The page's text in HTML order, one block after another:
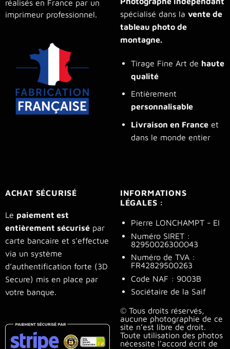
réalisés en France par un
imprimeur professionnel.
spécialisé dans la vente de
tableau photo de
montagne.
Tirage Fine Art de haute
qualité
Entièrement
personnalisable
Livraison en Franceet
dans le monde entier
ACHAT SÉCURISÉ
Le paiement est
entièrement sécurisépar
carte bancaire et s’effectue
via un système
d’authentification forte (3D
Secure) mis en place par
votre banque.
INFORMATIONS
LÉGALES :
Pierre LONCHAMPT - EI
Numéro SIRET :
82950026300043
Numéro de TVA :
FR42829500263
Code NAF : 9003B
Sociétaire de la Saif
© Tous droits réservés,
aucune photographie de ce
site n’est libre de droit.
Toute utilisation des photos
nécessite l’accord écrit de